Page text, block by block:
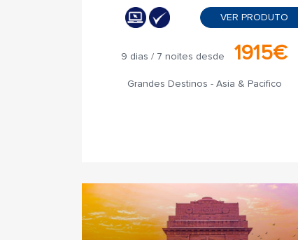
VER PRODUTO
9 dias / 7 noites desde 1915€
Grandes Destinos - Asia & Pacifico